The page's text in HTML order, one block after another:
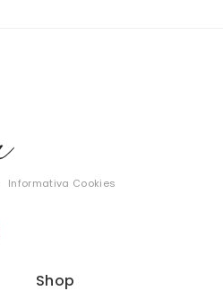
Informativa Cookies
Shop